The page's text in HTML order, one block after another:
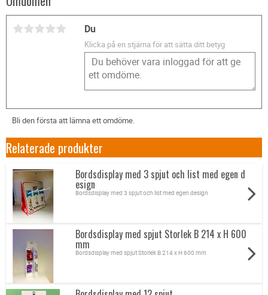
Du
Klicka på en stjärna för att sätta ditt betyg
Bli den första att lämna ett omdöme.
Relaterade produkter
Bordsdisplay med 3 spjut och list med egen d
esign
Bordsdisplay med 3 spjut och list med egen design
Bordsdisplay med spjut Storlek B 214 x H 600
mm
Bordsdisplay med spjut Storlek B 214 x H 600 mm